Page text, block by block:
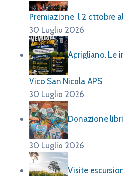
Premiazione il 2 ottobre
30 Luglio 2026
Aprigliano. Le
Vico San Nicola APS
30 Luglio 2026
Donazione
30 Luglio 2026
Visite